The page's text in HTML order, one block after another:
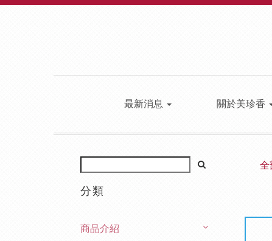
最新消息 關於美珍香
分類
商品介紹
全